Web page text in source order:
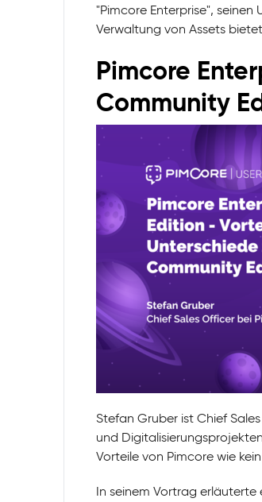
"Pimcore Enterprise",
Verwaltung von Assets
Pimcore
Community
Stefan Gruber ist Chief
und
Vorteile von Pimcore wie
In seinem Vortrag erläuterte